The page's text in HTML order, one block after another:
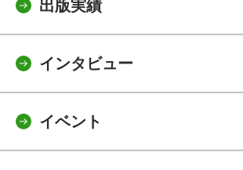
出版実績
インタビュー
イベント